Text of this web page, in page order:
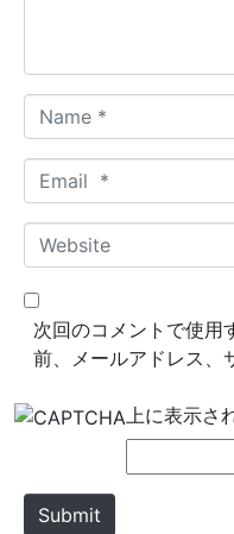
a
m
*
m
a
*
W
e
b
e
次回のコメントで使用
前、メールアドレス、
上に表示さ
Submit